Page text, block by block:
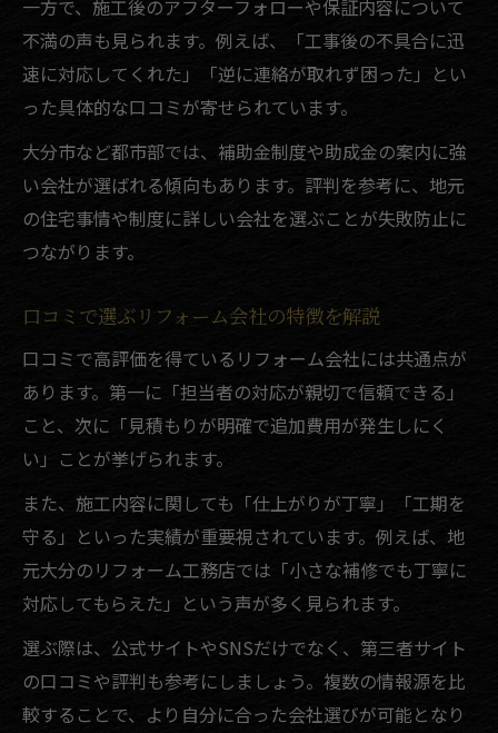
一方で、施工後のアフターフォローや保証内容について
不満の声も見られます。例えば、「工事後の不具合に迅
速に対応してくれた」「逆に連絡が取れず困った」とい
った具体的な口コミが寄せられています。
大分市など都市部では、補助金制度や助成金の案内に強
い会社が選ばれる傾向もあります。評判を参考に、地元
の住宅事情や制度に詳しい会社を選ぶことが失敗防止に
つながります。
口コミで選ぶリフォーム会社の特徴を解説
口コミで高評価を得ているリフォーム会社には共通点が
あります。第一に「担当者の対応が親切で信頼できる」
こと、次に「見積もりが明確で追加費用が発生しにく
い」ことが挙げられます。
また、施工内容に関しても「仕上がりが丁寧」「工期を
守る」といった実績が重要視されています。例えば、地
元大分のリフォーム工務店では「小さな補修でも丁寧に
対応してもらえた」という声が多く見られます。
選ぶ際は、公式サイトやSNSだけでなく、第三者サイト
の口コミや評判も参考にしましょう。複数の情報源を比
較することで、より自分に合った会社選びが可能となり